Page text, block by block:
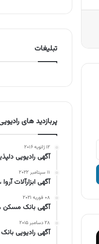
تبلیغات
پربازدید های
۱۲ ژانویه ۲۰۱۶
آگهی رادیویی
۱۱ سپتامبر ۲۰۲۲
آگهی ابزارآلات
۰۸ فوریه ۲۰۲۱
آگهی بانک مسکن
۲۸ دسامبر ۲۰۱۵
آگهی رادیویی